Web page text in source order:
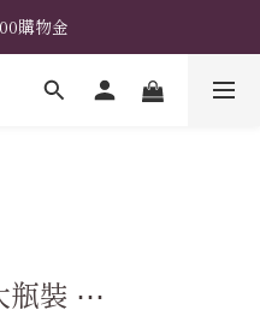
𖧧  馬上挑選禮盒款式 ➤
購物金
𖧧  馬上挑選禮盒款式 ➤
瓶裝 ⋯